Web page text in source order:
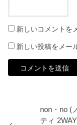
新しいコメントを
新しい投稿をメー
non・no (
ティ